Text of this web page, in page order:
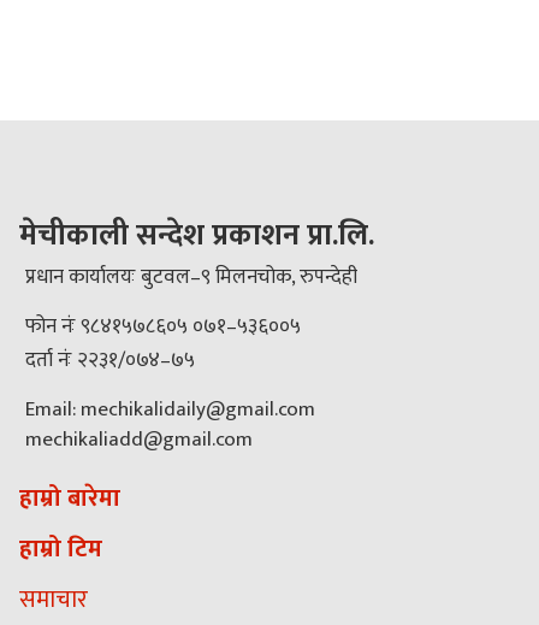
मेचीकाली सन्देश प्रकाशन प्रा.लि.
प्रधान कार्यालयः बुटवल–९ मिलनचोक, रुपन्देही
फोन नंः ९८४१५७८६०५ ०७१–५३६००५
दर्ता नंः २२३१/०७४–७५
Email: mechikalidaily@gmail.com
mechikaliadd@gmail.com
हाम्रो बारेमा
हाम्रो टिम
समाचार